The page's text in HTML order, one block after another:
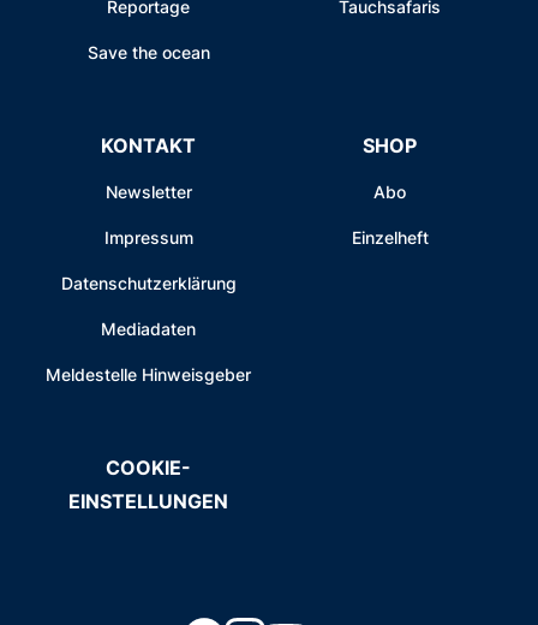
Reportage
Save the ocean
Tauchsafaris
KONTAKT
Newsletter
Impressum
Datenschutzerklärung
Mediadaten
Meldestelle Hinweisgeber
SHOP
Abo
Einzelheft
COOKIE-
EINSTELLUNGEN